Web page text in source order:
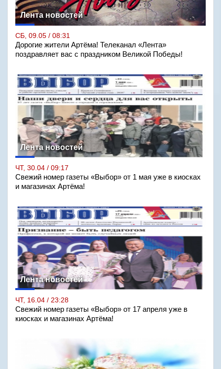
Лента новостей
СБ, 09.05 / 08:31
Дорогие жители Артёма! Телеканал «Лента»
поздравляет вас с праздником Великой Победы!
Лента новостей
ЧТ, 30.04 / 09:17
Свежий номер газеты «Выбор» от 1 мая уже в киосках
и магазинах Артёма!
Лента новостей
ЧТ, 16.04 / 23:28
Свежий номер газеты «Выбор» от 17 апреля уже в
киосках и магазинах Артёма!